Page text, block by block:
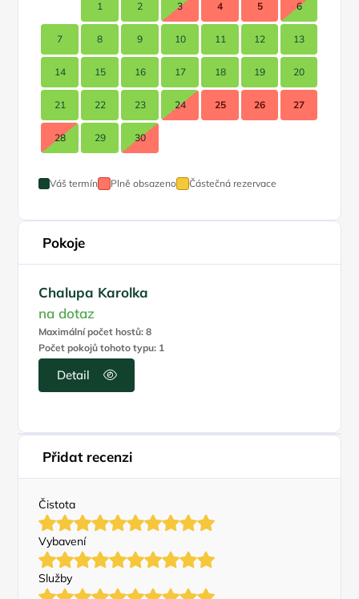
1 2 3 4 5 6
7 8 9 10 11 12 13
14 15 16 17 18 19 20
21 22 23 24 25 26 27
28 29 30
Váš termín Plně obsazeno Částečná rezervace
Pokoje
Chalupa Karolka
na dotaz
Maximální počet hostů: 8
Počet pokojů tohoto typu: 1
Detail
Přidat recenzi
Čistota
Vybavení
Služby